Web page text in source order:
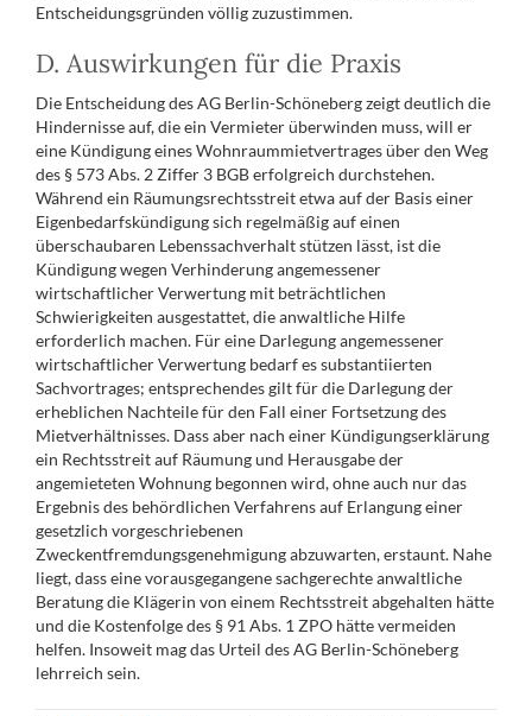
Entscheidungsgründen völlig zuzustimmen.
D. Auswirkungen für die Praxis
Die Entscheidung des AG Berlin-Schöneberg zeigt deutlich die
Hindernisse auf, die ein Vermieter überwinden muss, will er
eine Kündigung eines Wohnraummietvertrages über den Weg
des § 573 Abs. 2 Ziffer 3 BGB erfolgreich durchstehen.
Während ein Räumungsrechtsstreit etwa auf der Basis einer
Eigenbedarfskündigung sich regelmäßig auf einen
überschaubaren Lebenssachverhalt stützen lässt, ist die
Kündigung wegen Verhinderung angemessener
wirtschaftlicher Verwertung mit beträchtlichen
Schwierigkeiten ausgestattet, die anwaltliche Hilfe
erforderlich machen. Für eine Darlegung angemessener
wirtschaftlicher Verwertung bedarf es substantiierten
Sachvortrages; entsprechendes gilt für die Darlegung der
erheblichen Nachteile für den Fall einer Fortsetzung des
Mietverhältnisses. Dass aber nach einer Kündigungserklärung
ein Rechtsstreit auf Räumung und Herausgabe der
angemieteten Wohnung begonnen wird, ohne auch nur das
Ergebnis des behördlichen Verfahrens auf Erlangung einer
gesetzlich vorgeschriebenen
Zweckentfremdungsgenehmigung abzuwarten, erstaunt. Nahe
liegt, dass eine vorausgegangene sachgerechte anwaltliche
Beratung die Klägerin von einem Rechtsstreit abgehalten hätte
und die Kostenfolge des § 91 Abs. 1 ZPO hätte vermeiden
helfen. Insoweit mag das Urteil des AG Berlin-Schöneberg
lehrreich sein.